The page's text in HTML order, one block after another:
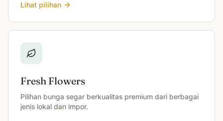
Lihat pilihan
Fresh Flowers
Pilihan bunga segar berkualitas premium dari berbagai
jenis lokal dan impor.